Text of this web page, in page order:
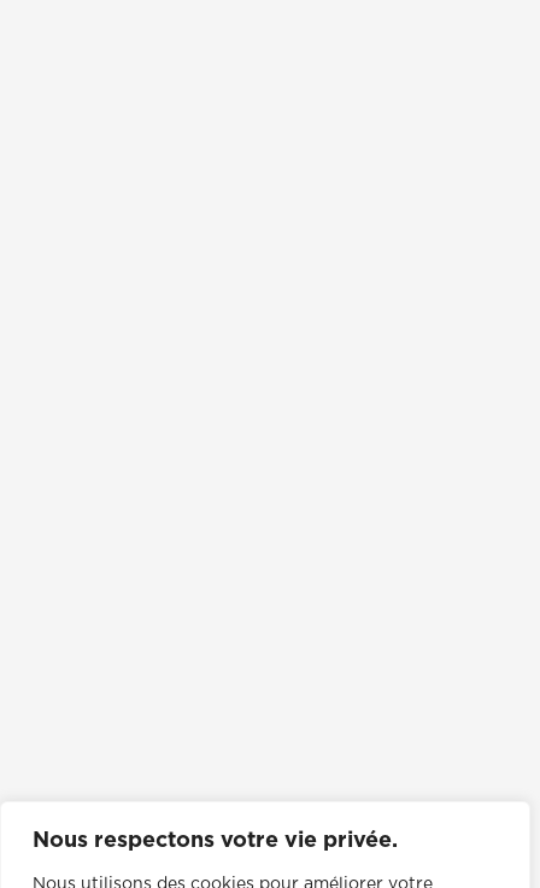
Nous respectons votre vie privée.
Nous utilisons des cookies pour améliorer votre